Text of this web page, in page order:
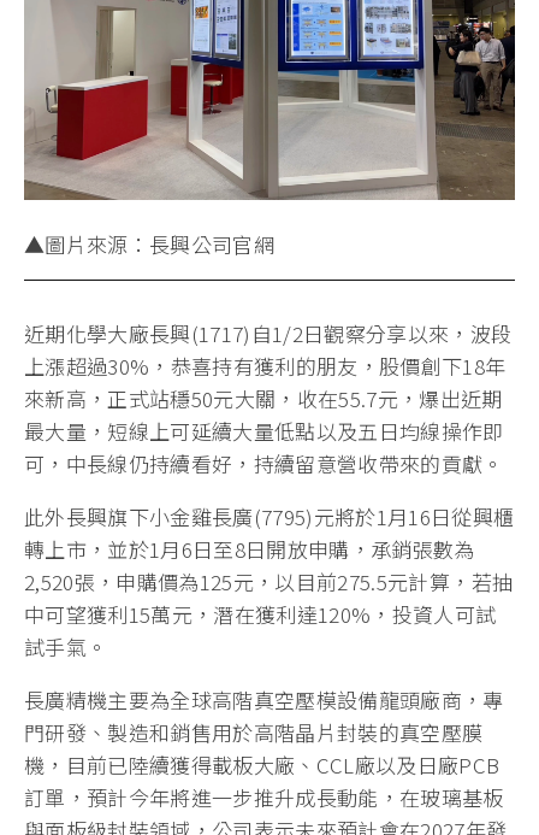
▲圖片來源：長興公司官網
近期化學大廠長興(1717)自1/2日觀察分享以來，波段
上漲超過30%，恭喜持有獲利的朋友，股價創下18年
來新高，正式站穩50元大關，收在55.7元，爆出近期
最大量，短線上可延續大量低點以及五日均線操作即
可，中長線仍持續看好，持續留意營收帶來的貢獻。
此外長興旗下小金雞長廣(7795)元將於1月16日從興櫃
轉上市，並於1月6日至8日開放申購，承銷張數為
2,520張，申購價為125元，以目前275.5元計算，若抽
中可望獲利15萬元，潛在獲利達120%，投資人可試
試手氣。
長廣精機主要為全球高階真空壓模設備龍頭廠商，專
門研發、製造和銷售用於高階晶片封裝的真空壓膜
機，目前已陸續獲得載板大廠、CCL廠以及日廠PCB
訂單，預計今年將進一步推升成長動能，在玻璃基板